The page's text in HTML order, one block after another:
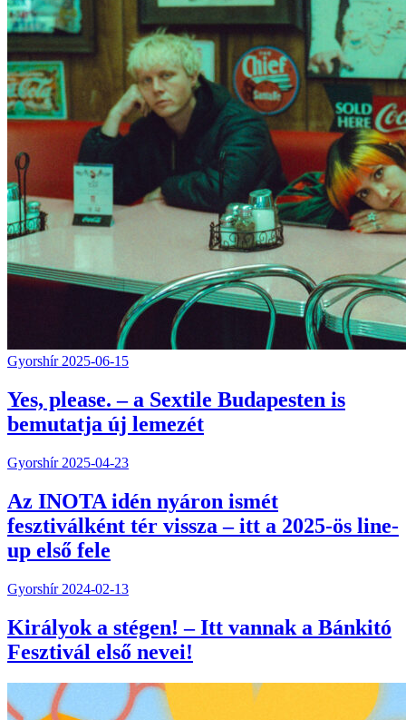
Gyorshír 2025-06-15
Yes, please. – a Sextile Budapesten is
bemutatja új lemezét
Gyorshír 2025-04-23
Az INOTA idén nyáron ismét
fesztiválként tér vissza – itt a 2025-ös line-
up első fele
Gyorshír 2024-02-13
Királyok a stégen! – Itt vannak a Bánkitó
Fesztivál első nevei!